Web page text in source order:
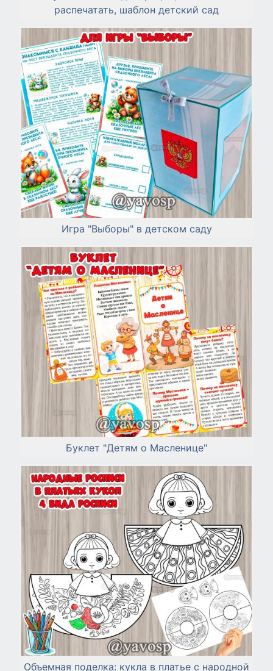
распечатать, шаблон детский сад
Игра "Выборы" в детском саду
Буклет "Детям о Масленице"
Объемная поделка: кукла в платье с народной